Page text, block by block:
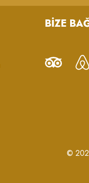
BIZE
©